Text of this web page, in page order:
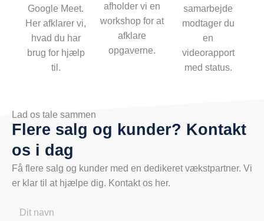
Google Meet.
Her afklarer vi,
hvad du har
brug for hjælp
til.
afholder vi en
workshop for at
afklare
opgaverne.
samarbejde
modtager du
en
videorapport
med status.
Lad os tale sammen
Flere salg og kunder? Kontakt
os i dag
Få flere salg og kunder med en dedikeret vækstpartner. Vi
er klar til at hjælpe dig. Kontakt os her.